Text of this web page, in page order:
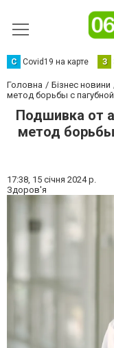
С Сovid19 на карте З
Головна Бізнес новини
метод борьбы с
Подшивка от
метод
17:38, 15 січня 2024 р.
Здоров'я